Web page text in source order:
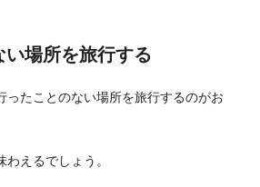
場所を旅行する
ったことのない場所を旅行するのがお
えるでしょう。